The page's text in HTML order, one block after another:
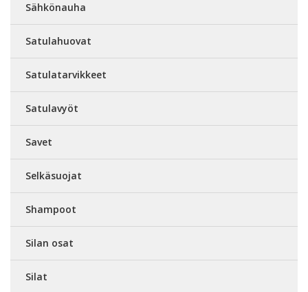
Sähkönauha
Satulahuovat
Satulatarvikkeet
Satulavyöt
Savet
Selkäsuojat
Shampoot
Silan osat
Silat